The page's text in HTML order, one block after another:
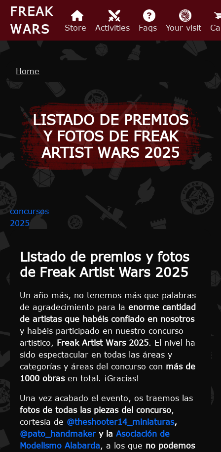
Skip to main content
FREAK
WARS
Store Activities Faqs Your visit
Breadcrumb
Home
LISTADO DE PREMIOS
Y FOTOS DE FREAK
ARTIST WARS 2025
concursos
2025
Listado de premios y fotos
de Freak Artist Wars 2025
Un año más, no tenemos más que palabras
de agradecimiento para la enorme cantidad
de artistas que habéis confiado en nosotros
y habéis participado en nuestro concurso
artístico, Freak Artist Wars 2025. El nivel ha
sido espectacular en todas las áreas y
categorías y áreas del concurso con más de
1000 obrasen total. ¡Gracias!
Una vez acabado el evento, os traemos las
fotos de todas las piezas del concurso,
cortesía de @theshooter14_miniaturas,
@pato_handmakery la Asociación de
Modelismo Alabarda, a los que no podemos